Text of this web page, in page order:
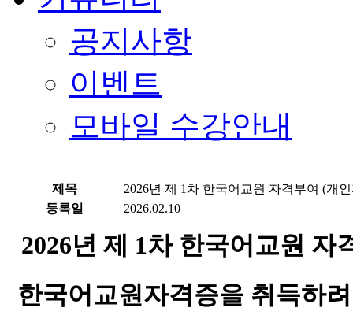
공지사항
이벤트
모바일 수강안내
제목
2026년 제 1차 한국어교원 자격부여 (개
등록일
2026.02.10
2026년 제 1차 한국어교원 자
한국어교원자격증을 취득하